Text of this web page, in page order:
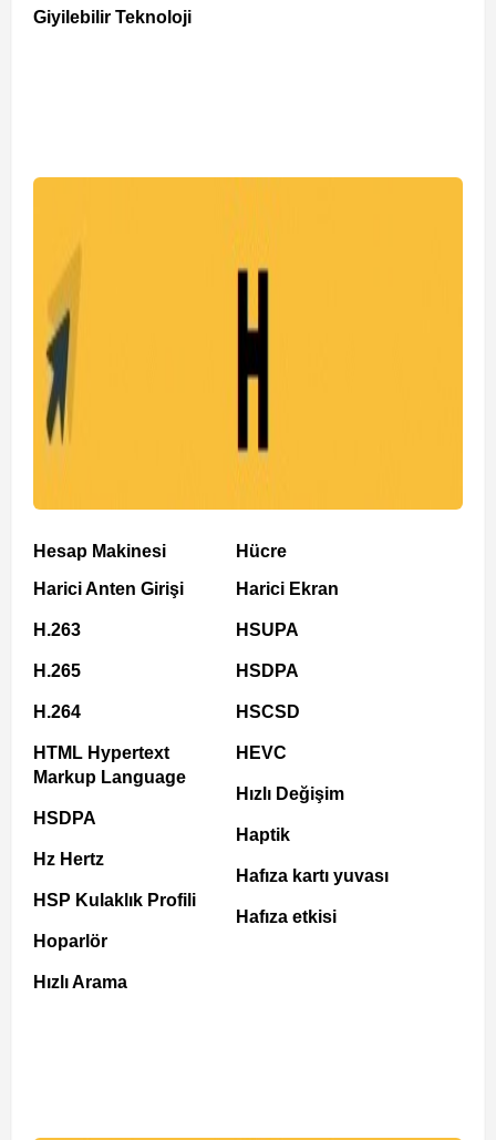
Giyilebilir Teknoloji
Hesap Makinesi
Harici Anten Girişi
H.263
H.265
H.264
HTML Hypertext
Markup Language
HSDPA
Hz Hertz
HSP Kulaklık Profili
Hoparlör
Hızlı Arama
Hücre
Harici Ekran
HSUPA
HSDPA
HSCSD
HEVC
Hızlı Değişim
Haptik
Hafıza kartı yuvası
Hafıza etkisi